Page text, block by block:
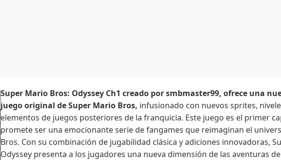
Super Mario Bros: Odyssey Ch1 creado por smbmaster99, ofrece una
juego original de Super Mario Bros, infusionado con nuevos sprites,
elementos de juegos posteriores de la franquicia. Este juego es el primer
promete ser una emocionante serie de fangames que reimaginan el
Bros. Con su combinación de jugabilidad clásica y adiciones innovadoras,
Odyssey presenta a los jugadores una nueva dimensión de las aventuras